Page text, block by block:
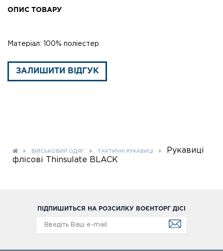
ОПИС ТОВАРУ
Матеріал: 100% поліестер
ЗАЛИШИТИ ВІДГУК
ВІЙСЬКОВИЙ ОДЯГ ТАКТИЧНІ РУКАВИЦІ
Рукавиці
флісові Thinsulate BLACK
ПІДПИШИТЬСЯ НА РОЗСИЛКУ ВОЄНТОРГ ДІСІ